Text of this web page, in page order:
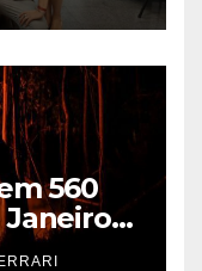
560
Janeiro